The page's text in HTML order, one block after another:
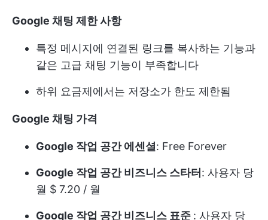
Google 채팅 제한 사항
특정 메시지에 연결된 링크를 복사하는 기능과
같은 고급 채팅 기능이 부족합니다
하위 요금제에서는 저장소가 한도 제한됨
Google 채팅 가격
Google 작업 공간 에센셜: Free Forever
Google 작업 공간 비즈니스 스타터: 사용자 당
월 $ 7.20 / 월
Google 작업 공간 비즈니스 표준 : 사용자 당